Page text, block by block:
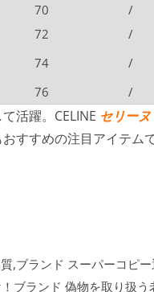
70 /
72 /
74 /
76 /
活躍。CELINE セリー
すすめの注目アイテムで
,ブランド スーパーコピ
ランド 偽物を取り扱う